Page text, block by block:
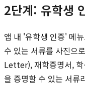
2단계: 유학생
앱 내 '유학생 인증' 메
수 있는 서류를 사진으
Letter), 재학증명서,
을 증명할 수 있는 서류